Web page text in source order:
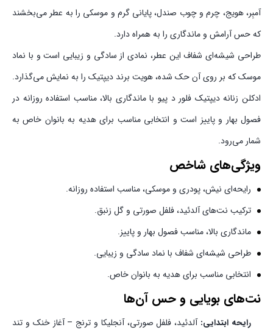
آمبِر، هویج، چرم و چوب صندل، پایانی گرم و موسکی را به عطر می‌بخشند
که حس آرامش و ماندگاری را به همراه دارد.
طراحی شیشه‌ای شفاف این عطر، نمادی از سادگی و زیبایی است و با نماد
موسک که بر روی آن حک شده، هویت برند دیپتیک را به نمایش می‌گذارد.
ادکلن زنانه دیپتیک فلور د پیو با ماندگاری بالا، مناسب استفاده روزانه در
فصول بهار و پاییز است و انتخابی مناسب برای هدیه به بانوان خاص به
شمار می‌رود.
ویژگی‌های شاخص
رایحه‌ای نیش، پودری و موسکی، مناسب استفاده روزانه.
ترکیب نت‌های آلدئید، فلفل صورتی و گل زنبق.
ماندگاری بالا، مناسب فصول بهار و پاییز.
طراحی شیشه‌ای شفاف با نماد سادگی و زیبایی.
انتخابی مناسب برای هدیه به بانوان خاص.
نت‌های بویایی و حس آن‌ها
رایحه ابتدایی: آلدئید، فلفل صورتی، آنجلیکا و ترنج – آغاز خنک و تند